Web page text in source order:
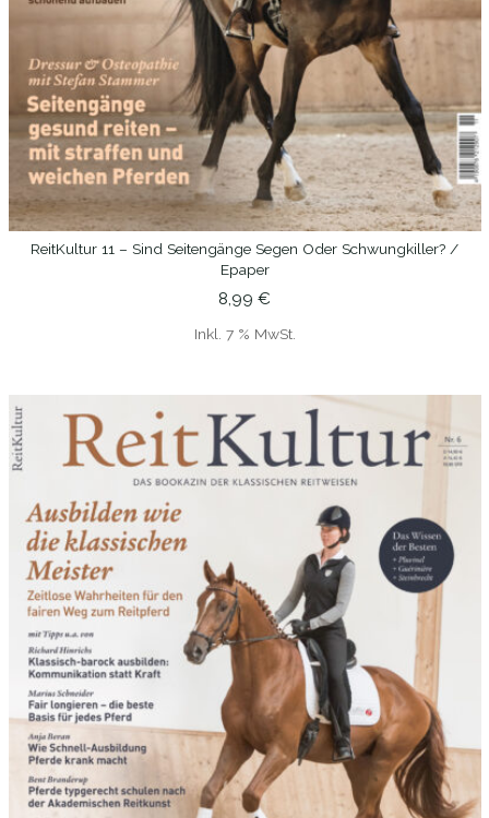
IN DEN WARENKORB
ReitKultur 11 – Sind Seitengänge Segen Oder Schwungkiller? /
Epaper
8,99 €
Inkl. 7 % MwSt.